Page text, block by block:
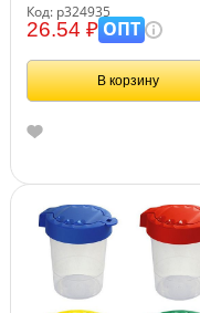
Код: р324935
26.54 ₽ОПТ
В корзину